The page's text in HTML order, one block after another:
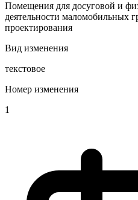
Помещения для досуговой и
деятельности маломобильных
проектирования
Вид изменения
текстовое
Номер изменения
1